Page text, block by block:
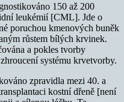
150 až 200
leukémií [CML]. Jde o
poruchou kmenových buněk
růstem bílých krvinek.
a pokles tvorby
systému krvetvorby.
zpravidla mezi 40. a
kostní dřeně [není